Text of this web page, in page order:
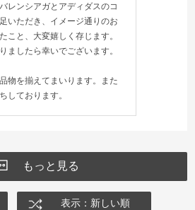
レンシアガとアディダスのコ
いただき、イメージ通りのお
こと、大変嬉しく存じます。
ましたら幸いでございます。
物を揃えてまいります。また
しております。
もっと見る
表示：新しい順